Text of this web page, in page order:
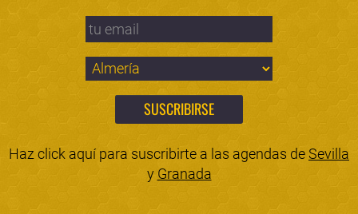
Haz click aquí para suscribirte a las agendas deSevilla
y Granada